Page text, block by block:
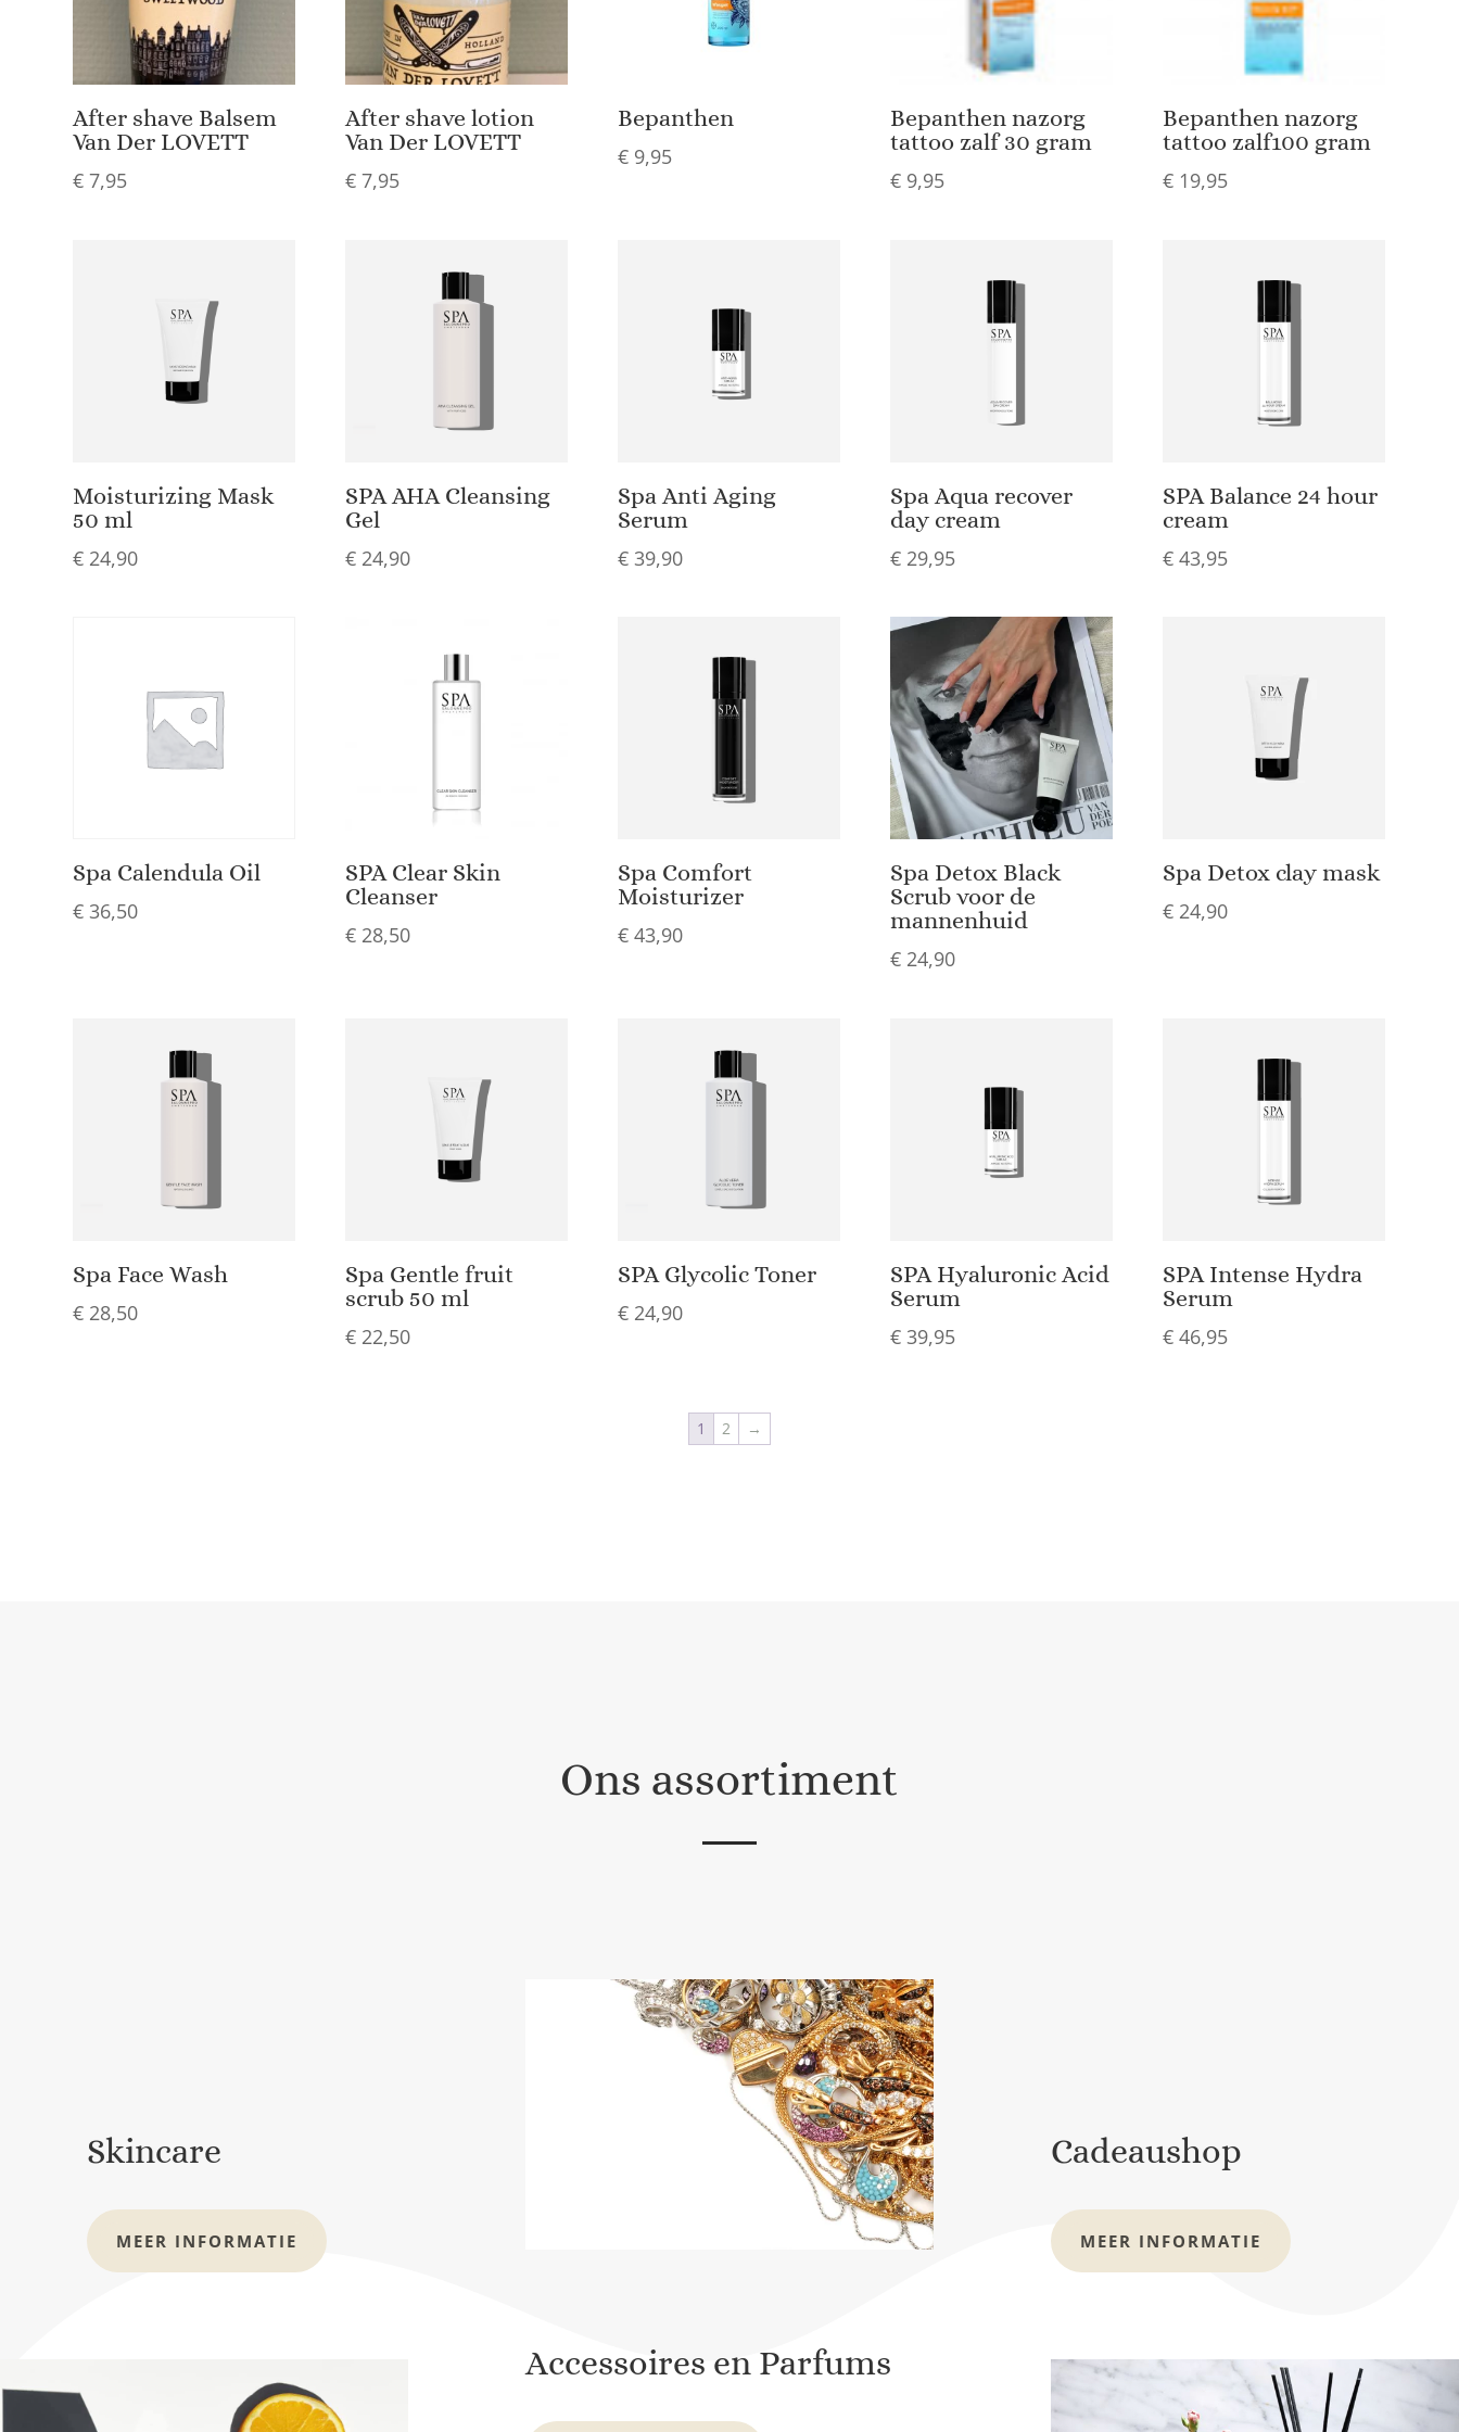
After shave Balsem
Van Der LOVETT
€ 7,95
After shave lotion
Van Der LOVETT
€ 7,95
Bepanthen
€ 9,95
Bepanthen nazorg
tattoo zalf 30 gram
€ 9,95
Bepanthen nazorg
tattoo zalf100 gram
€ 19,95
Moisturizing Mask
50 ml
€ 24,90
SPA AHA Cleansing
Gel
€ 24,90
Spa Anti Aging
Serum
€ 39,90
Spa Aqua recover
day cream
€ 29,95
SPA Balance 24 hour
cream
€ 43,95
Spa Calendula Oil
€ 36,50
SPA Clear Skin
Cleanser
€ 28,50
Spa Comfort
Moisturizer
€ 43,90
Spa Detox Black
Scrub voor de
mannenhuid
€ 24,90
Spa Detox clay mask
€ 24,90
Spa Face Wash
€ 28,50
Spa Gentle fruit
scrub 50 ml
€ 22,50
SPA Glycolic Toner
€ 24,90
SPA Hyaluronic Acid
Serum
€ 39,95
SPA Intense Hydra
Serum
€ 46,95
1 2 →
Ons assortiment
Skincare
MEER INFORMATIE
Accessoires en Parfums
Cadeaushop
MEER INFORMATIE